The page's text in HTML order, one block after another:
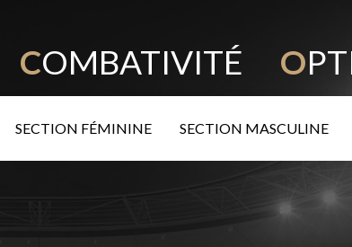
COMBATIVITÉ O
SECTION FÉMININE SECTION MASCULINE